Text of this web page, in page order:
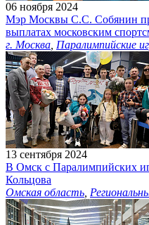
06 ноября 2024
Мэр Москвы С.С. Собянин
выплатах московским
г. Москва Паралимпийские
13 сентября 2024
В Омск с Паралимпийских
Кольцова
Омская область